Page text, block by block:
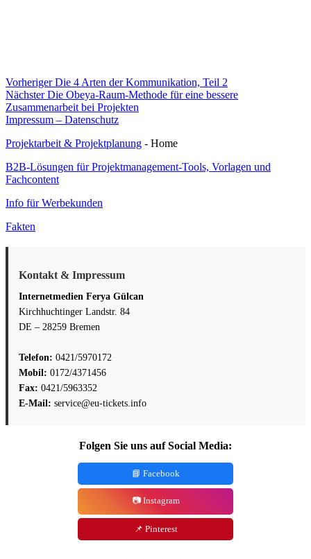
Beitragsnavigation
Vorheriger Vorheriger
Beitrag:
Die 4 Arten der Kommunikation, Teil 2
Nächster Nächster
Beitrag:
Die Obeya-Raum-Methode für eine bessere
Zusammenarbeit bei Projekten
Impressum – Datenschutz
Projektarbeit & Projektplanung - Home
B2B-Lösungen für Projektmanagement-Tools, Vorlagen und
Fachcontent
Info für Werbekunden
Fakten
Kontakt & Impressum
Internetmedien Ferya Gülcan
Kirchhuchtinger Landstr. 84
DE – 28259 Bremen
Telefon: 0421/5970172
Mobil: 0172/4371456
Fax: 0421/5963352
E-Mail: service@eu-tickets.info
Folgen Sie uns auf Social Media:
📘 Facebook
📷 Instagram
📌 Pinterest